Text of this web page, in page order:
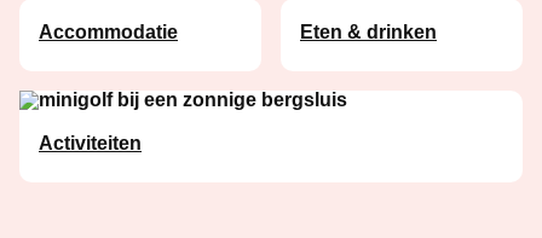
Accommodatie Eten & drinken
Activiteiten